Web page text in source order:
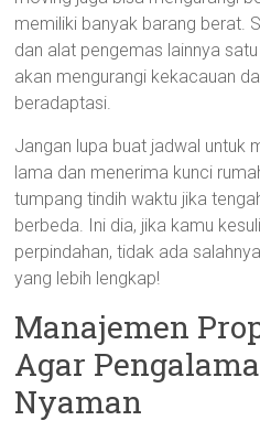
memiliki banyak barang berat.
dan alat pengemas lainnya
akan mengurangi kekacauan
beradaptasi.
Jangan lupa buat jadwal untuk
lama dan menerima kunci
tumpang tindih waktu jika
berbeda. Ini dia, jika kamu
perpindahan, tidak ada
yang lebih lengkap!
Manajemen
Agar
Nyaman